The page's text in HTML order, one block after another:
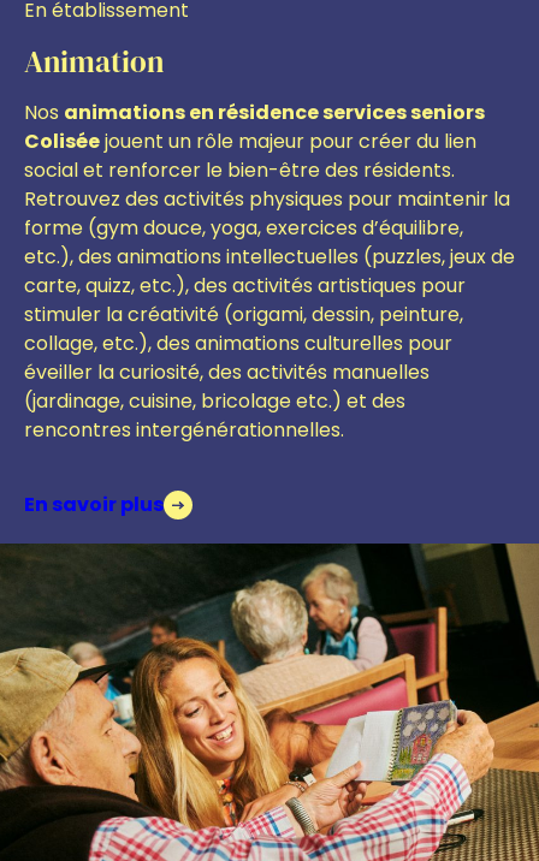
En établissement
Animation
Nos animations en résidence services seniors
Coliséejouent un rôle majeur pour créer du lien
social et renforcer le bien-être des résidents.
Retrouvez des activités physiques pour maintenir la
forme (gym douce, yoga, exercices d’équilibre,
etc.), des animations intellectuelles (puzzles, jeux de
carte, quizz, etc.), des activités artistiques pour
stimuler la créativité (origami, dessin, peinture,
collage, etc.), des animations culturelles pour
éveiller la curiosité, des activités manuelles
(jardinage, cuisine, bricolage etc.) et des
rencontres intergénérationnelles.
En savoir plus